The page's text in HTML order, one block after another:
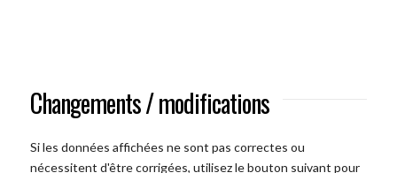
Changements / modifications
Si les données affichées ne sont pas correctes ou
nécessitent d'être corrigées, utilisez le bouton suivant pour